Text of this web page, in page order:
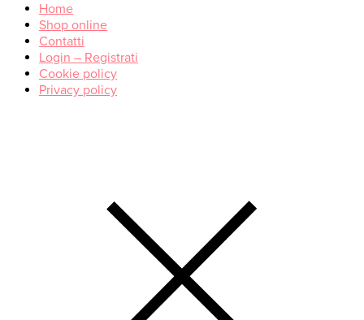
Home
Shop online
Contatti
Login – Registrati
Cookie policy
Privacy policy